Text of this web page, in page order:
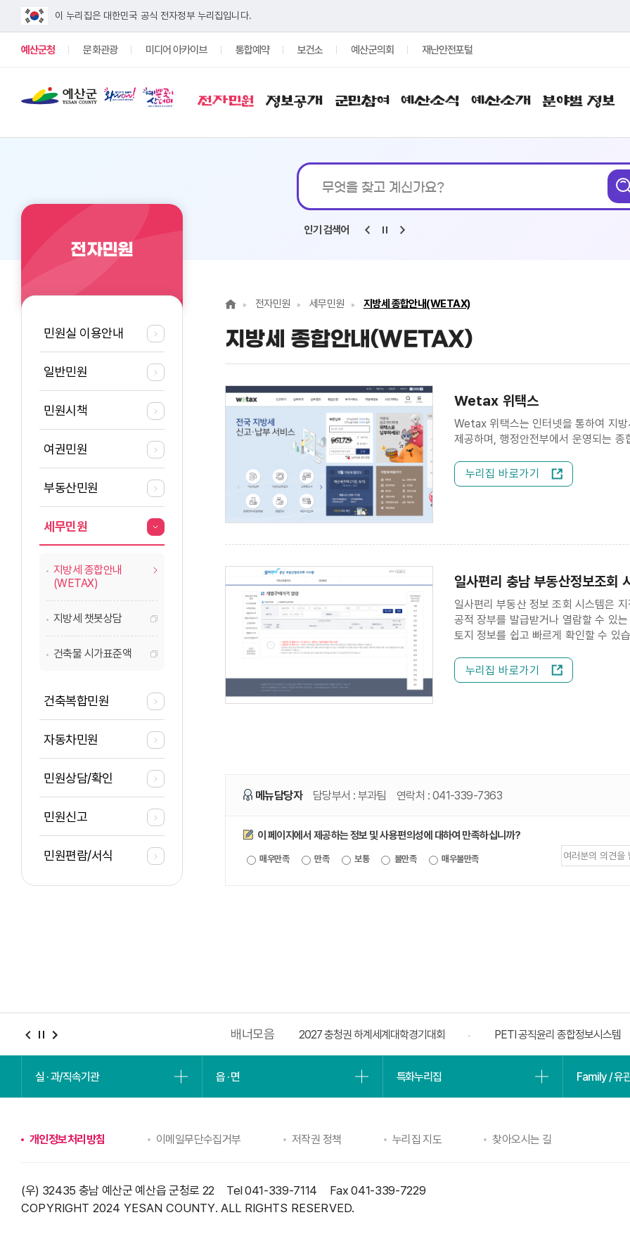
이 누리집은 대한민국 공식 전자정부 누리집입니다.
예산군청 문화관광 미디어 아카이브 통합예약 보건소 예산군의회 재난안전포털
전자민원 정보공개 군민참여 예산소식 예산소개 분야별 정보
통합검색
계신가요?
인기 검색어
전자민원
민원실 이용안내
일반민원
민원시책
여권민원
부동산민원
세무민원
지방세 종합안내
(WETAX)
지방세 챗봇상담
건축물 시가표준액
건축복합민원
자동차민원
민원상담/확인
민원신고
민원편람/서식
전자민원 세무민원 지방세 종합안내(WETAX)
지방세 종합안내(WETAX)
Wetax 위택스
Wetax 위택스는 인터넷을 통하여 지
제공하며, 행정안전부에서 운영되는
누리집 바로가기
일사편리 충남 부동산정보조회
일사편리 부동산 정보 조회 시스템은
공적 장부를 발급받거나 열람할 수 있
토지 정보를 쉽고 빠르게 확인할 수 있
누리집 바로가기
메뉴담당자 담당부서 :부과팀 연락처 : 041-339-7363
만족도조사
이 페이지에서 제공하는 정보 및 사용편의성에 대하여 만족하십니까?
매우만족 만족 보통 불만족 매우불만족
배너모음
정보 공표 충남청년포털 2027 충청권 하계세계대학경기대회 PETI 공직윤리 종합정보시스템
실 · 과/직속기관 읍 · 면 특화누리집 Family / 유
개인정보처리방침 이메일무단수집거부 저작권 정책 누리집 지도 찾아오시는 길
(우) 32435 충남 예산군 예산읍 군청로 22 Tel 041-339-7114
Fax 041-339-7229
COPYRIGHT 2024 YESAN COUNTY. ALL RIGHTS RESERVED.